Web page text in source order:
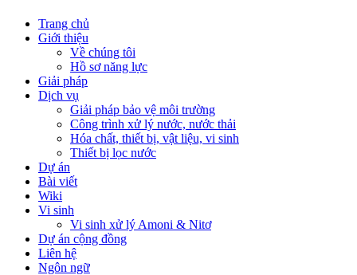
Close
Menu
Trang chủ
Giới thiệu
Về chúng tôi
Hồ sơ năng lực
Giải pháp
Dịch vụ
Giải pháp bảo vệ môi trường
Công trình xử lý nước, nước thải
Hóa chất, thiết bị, vật liệu, vi sinh
Thiết bị lọc nước
Dự án
Bài viết
Wiki
Vi sinh
Vi sinh xử lý Amoni & Nitơ
Dự án cộng đồng
Liên hệ
Ngôn ngữ